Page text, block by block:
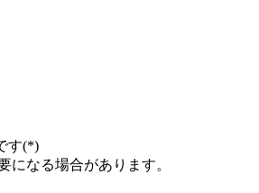
す(*)
なる場合があります。